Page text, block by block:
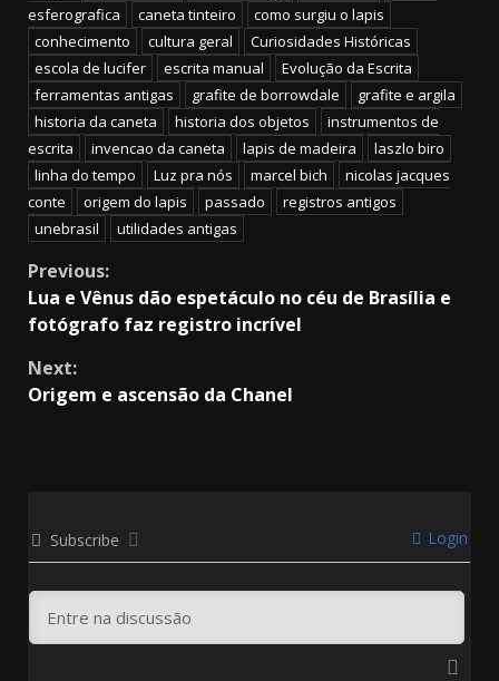
esferografica
caneta tinteiro
como surgiu o lapis
conhecimento
cultura geral
Curiosidades Históricas
escola de lucifer
escrita manual
Evolução da Escrita
ferramentas antigas
grafite de borrowdale
grafite e argila
historia da caneta
historia dos objetos
instrumentos de
escrita
invencao da caneta lapis de madeira
laszlo biro
linha do tempo
Luz pra nós marcel bich
nicolas jacques
conte
origem do lapis passado
registros antigos
unebrasil
utilidades antigas
Continue
Reading
Previous:
Lua e Vênus dão espetáculo no céu de Brasília e
fotógrafo faz registro incrível
Next:
Origem e ascensão da Chanel
Subscribe Login